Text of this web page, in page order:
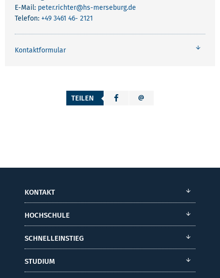
E-Mail: peter.richter@hs-merseburg.de
Telefon: +49 3461 46- 2121
Kontaktformular
TEILEN
KONTAKT
HOCHSCHULE
SCHNELLEINSTIEG
STUDIUM